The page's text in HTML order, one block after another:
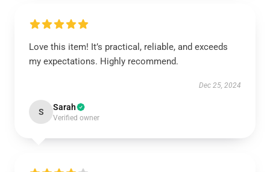
Love this item! It’s practical, reliable, and exceeds
my expectations. Highly recommend.
Dec 25, 2024
S Sarah
Verified owner